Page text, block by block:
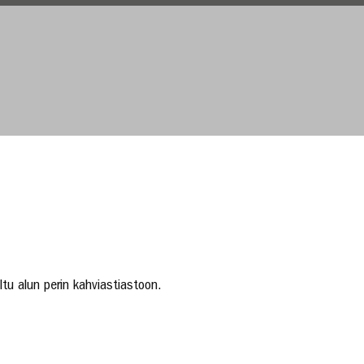
alun perin kahviastiastoon.